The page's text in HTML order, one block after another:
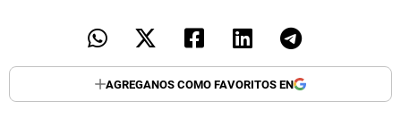
AGREGANOS COMO FAVORITOS EN